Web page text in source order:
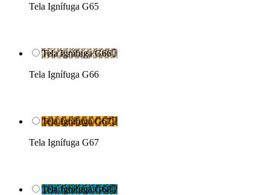
Tela Ignífuga G65
Tela Ignífuga G66
Tela Ignífuga G66
Tela Ignífuga G67
Tela Ignífuga G67
Tela Ignífuga G68